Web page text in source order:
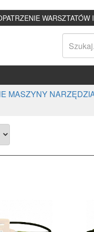
MASZYNY